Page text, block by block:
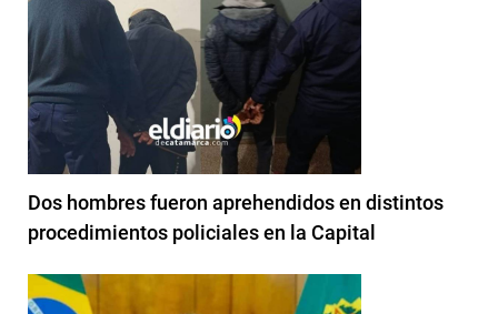
Dos hombres fueron aprehendidos en distintos
procedimientos policiales en la Capital